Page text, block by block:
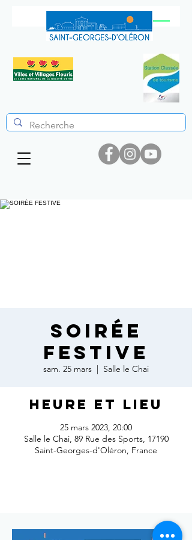
SOIRÉE
FESTIVE
sam. 25 mars
  |
Salle le Chai
Heure et lieu
25 mars 2023, 20:00
Salle le Chai, 89 Rue des Sports, 17190
Saint-Georges-d'Oléron, France